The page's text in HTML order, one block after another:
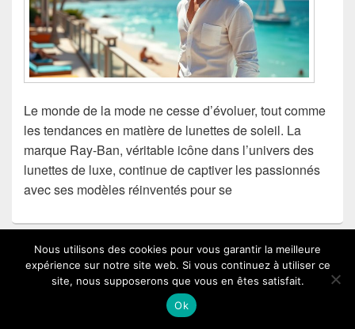
Le monde de la mode ne cesse d’évoluer, tout comme
les tendances en matière de lunettes de soleil. La
marque Ray-Ban, véritable icône dans l’univers des
lunettes de luxe, continue de captiver les passionnés
avec ses modèles réinventés pour se
Maximiser son reste à vivre grâce au
rachat de crédits
Nous utilisons des cookies pour vous garantir la meilleure
expérience sur notre site web. Si vous continuez à utiliser ce
site, nous supposerons que vous en êtes satisfait.
Ok